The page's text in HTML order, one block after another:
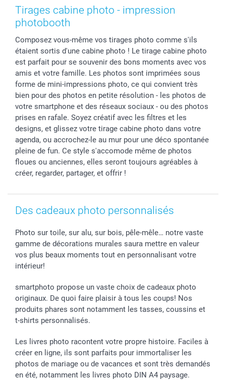
Cadres photo & accessoires déco
Calendrier photos & Agendas photo
Chèque Cadeau
Mentions Légales
Presse
Investor Relations
B2B smartbusiness
Droit de rétractation
Fête des Mères
Fête des Pères
Mariage
Fête d'anniversaire
Collection naissance
Tous les évènements
Tarifs et frais de livraison
Livraison
Modes de Paiement
Identifiez-vous
Plan du site
Statut de ma commande
smarfriends
smartgarantie
smartbonus
Tirages cabine photo - impression
photobooth
Composez vous-même vos tirages photo comme s'ils
étaient sortis d'une cabine photo ! Le tirage cabine photo
est parfait pour se souvenir des bons moments avec vos
amis et votre famille. Les photos sont imprimées sous
forme de mini-impressions photo, ce qui convient très
bien pour des photos en petite résolution - les photos de
votre smartphone et des réseaux sociaux - ou des photos
prises en rafale. Soyez créatif avec les filtres et les
designs, et glissez votre tirage cabine photo dans votre
agenda, ou accrochez-le au mur pour une déco spontanée
pleine de fun. Ce style s'accomode même de photos
floues ou anciennes, elles seront toujours agréables à
créer, regarder, partager, et offrir !
Des cadeaux photo personnalisés
Photo sur toile, sur alu, sur bois, pêle-mêle… notre vaste
gamme de décorations murales saura mettre en valeur
vos plus beaux moments tout en personnalisant votre
intérieur!
smartphoto propose un vaste choix de cadeaux photo
originaux. De quoi faire plaisir à tous les coups! Nos
produits phares sont notamment les tasses, coussins et
t-shirts personnalisés.
Les livres photo racontent votre propre histoire. Faciles à
créer en ligne, ils sont parfaits pour immortaliser les
photos de mariage ou de vacances et sont très demandés
en été, notamment les livres photo DIN A4 paysage.